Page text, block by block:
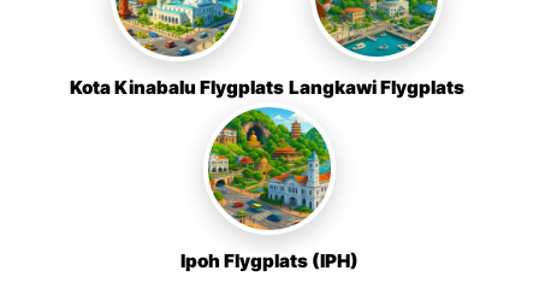
Kota Kinabalu Flygplats Langkawi Flygplats
Ipoh Flygplats (IPH)